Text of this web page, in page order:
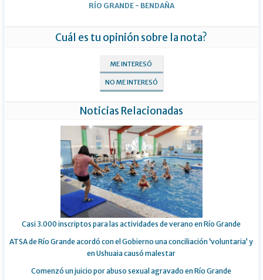
RÍO GRANDE- BENDAÑA
Cuál es tu opinión sobre la nota?
ME INTERESÓ
NO ME INTERESÓ
Noticias Relacionadas
Casi 3.000 inscriptos para las actividades de verano en Río Grande
ATSA de Río Grande acordó con el Gobierno una conciliación ‘voluntaria’ y
en Ushuaia causó malestar
Comenzó un juicio por abuso sexual agravado en Río Grande